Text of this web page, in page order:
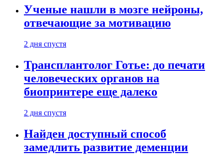
Ученые нашли в мозге нейроны,
отвечающие за мотивацию
2 дня спустя
Трансплантолог Готье: до печати
человеческих органов на
биопринтере еще далеко
2 дня спустя
Найден доступный способ
замедлить развитие деменции